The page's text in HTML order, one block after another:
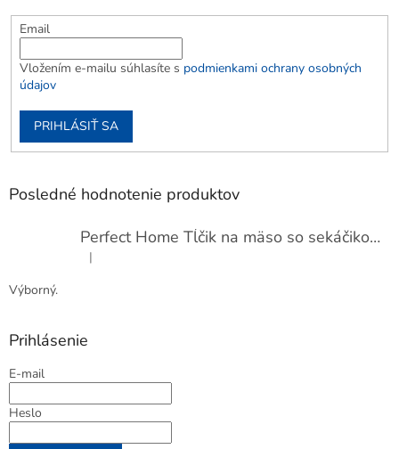
Email
Vložením e-mailu súhlasíte s podmienkami ochrany osobných
údajov
PRIHLÁSIŤ SA
Posledné hodnotenie produktov
Perfect Home Tĺčik na mäso so sekáčikom, 56893
Hodnotenie produktu je 5 z 5 hviezdičiek.
|
Výborný.
Prihlásenie
E-mail
Heslo